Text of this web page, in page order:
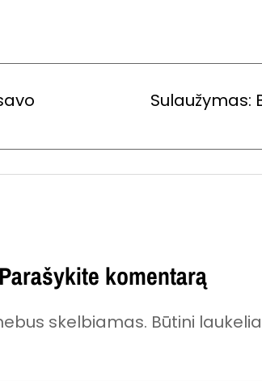
Sulaužymas:
Parašykite komentarą
skelbiamas. Būtini